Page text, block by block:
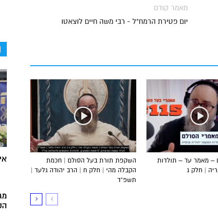
מאמר קודם
יום פטירת הרמח"ל - רבי משה חיים לוצאטו
השקפת תורת בעל הסולם | חכמת
הקבלה מהי | חלק ח | הרב יהודה גלעד |
תשפ”ד
– מאמר עד – תולדות
| חלק ג